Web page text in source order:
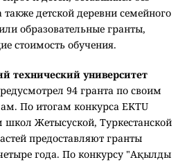
детской деревни семейного
образовательные гранты,
стоимость обучения.
технический университет
94 гранта по своим
По итогам конкурса EKTU
школ Жетысуской, Туркестанской
предоставляют гранты
года. По конкурсу "Ақылды